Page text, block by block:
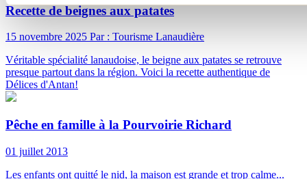
Recette de beignes aux patates
15 novembre 2025 Par : Tourisme Lanaudière
Véritable spécialité lanaudoise, le beigne aux patates se retrouve
presque partout dans la région. Voici la recette authentique de
Délices d'Antan!
Pêche en famille à la Pourvoirie Richard
01 juillet 2013
Les enfants ont quitté le nid, la maison est grande et trop calme...